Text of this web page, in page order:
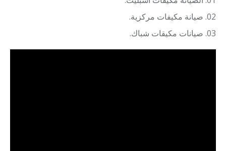
صيانة مكيفات مركزية.
صيانات مكيقات شباك.